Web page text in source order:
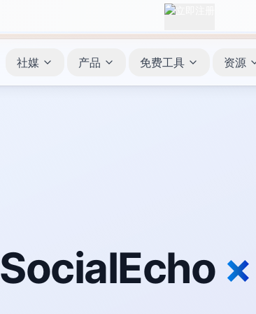
社媒 产品 免费工具 资源
SocialEcho ×